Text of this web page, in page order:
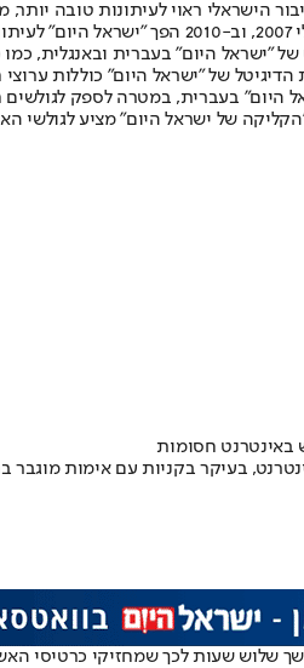
הישראלי ראוי לעיתונות טובה יותר,
תשלום. המהדורה המודפסת הראשונה
של "ישראל היום" כוללות
היום" בעברית, במטרה לספק
של ישראל היום" מציע לגולשי
באינטרנט חסומות
שעות לכך שמחזיקי כרטיסי